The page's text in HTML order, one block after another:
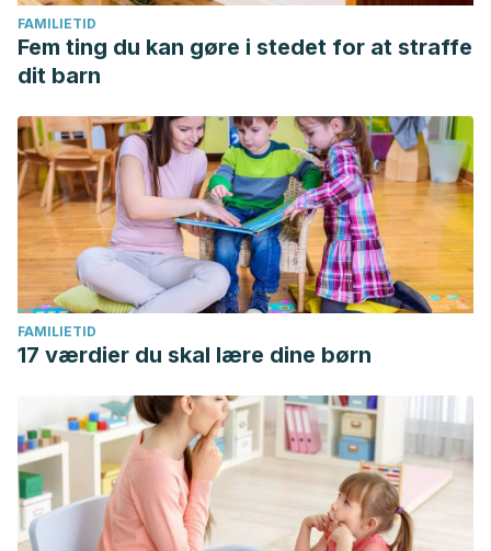
FAMILIETID
Fem ting du kan gøre i stedet for at straffe
dit barn
FAMILIETID
17 værdier du skal lære dine børn